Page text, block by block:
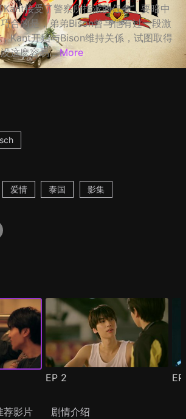
接受了警察所指派的任务，要暗中
合的是，弟弟Bison曾与他有过一段激
Kant开始与Bison维持关係，试图取得
这麽容易... More
爱情 泰国 影集
EP 2
荐影片 剧情介绍